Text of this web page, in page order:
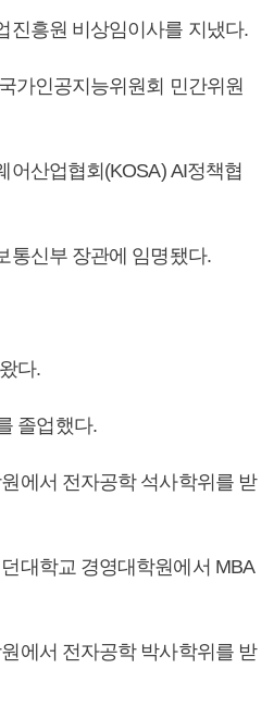
진흥원 비상임이사를 지냈다.
가인공지능위원회 민간위원
어산업협회(KOSA) AI정책협
통신부 장관에 임명됐다.
다.
졸업했다.
에서 전자공학 석사학위를 받
대학교 경영대학원에서 MBA
에서 전자공학 박사학위를 받